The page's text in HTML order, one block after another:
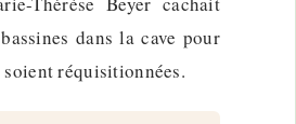
dans la cave pour
réquisitionnées.